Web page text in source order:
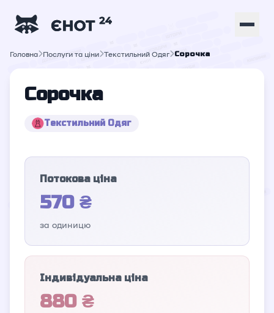
Головна Послуги та ціни Текстильний Одяг Сорочка
Сорочка
Текстильний Одяг
Потокова ціна
570 ₴
за одиницю
Індивідуальна ціна
880 ₴